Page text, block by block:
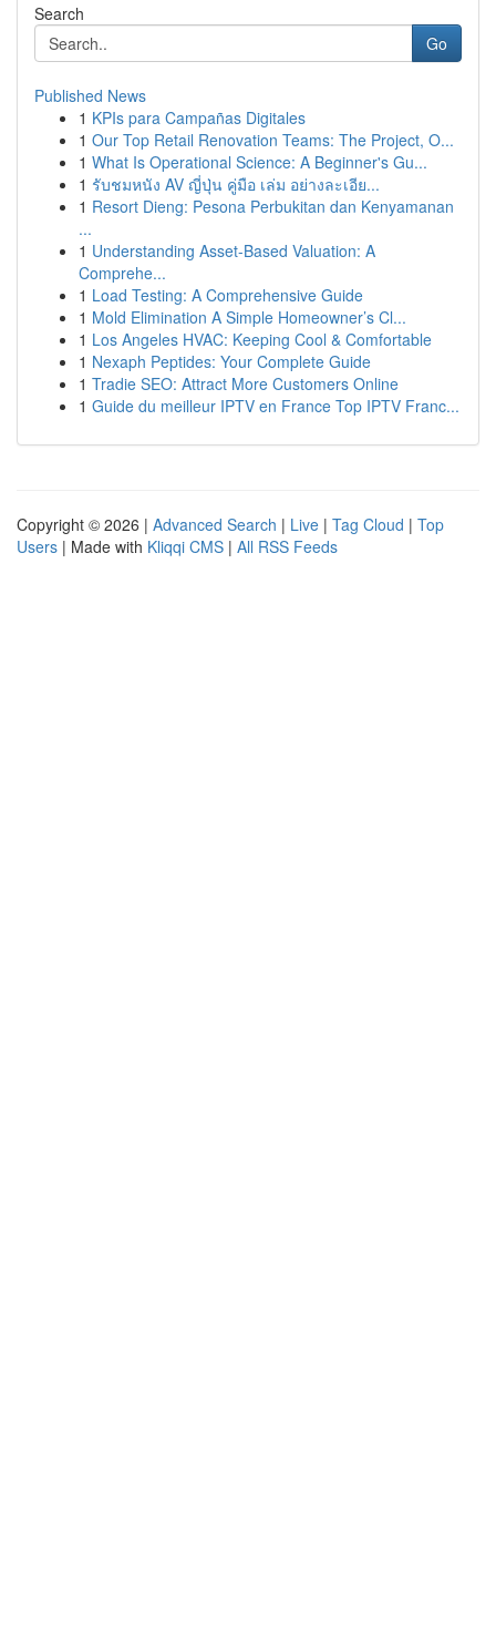
Search
Go
Published News
1 KPIs para Campañas Digitales
1 Our Top Retail Renovation Teams: The Project, O...
1 What Is Operational Science: A Beginner's Gu...
1 รับชมหนัง AV ญี่ปุ่น คู่มือ เล่ม อย่างละเอีย...
1 Resort Dieng: Pesona Perbukitan dan Kenyamanan
...
1 Understanding Asset-Based Valuation: A
Comprehe...
1 Load Testing: A Comprehensive Guide
1 Mold Elimination A Simple Homeowner’s Cl...
1 Los Angeles HVAC: Keeping Cool & Comfortable
1 Nexaph Peptides: Your Complete Guide
1 Tradie SEO: Attract More Customers Online
1 Guide du meilleur IPTV en France Top IPTV Franc...
Copyright © 2026 | Advanced Search | Live | Tag Cloud | Top
Users | Made with Kliqqi CMS | All RSS Feeds